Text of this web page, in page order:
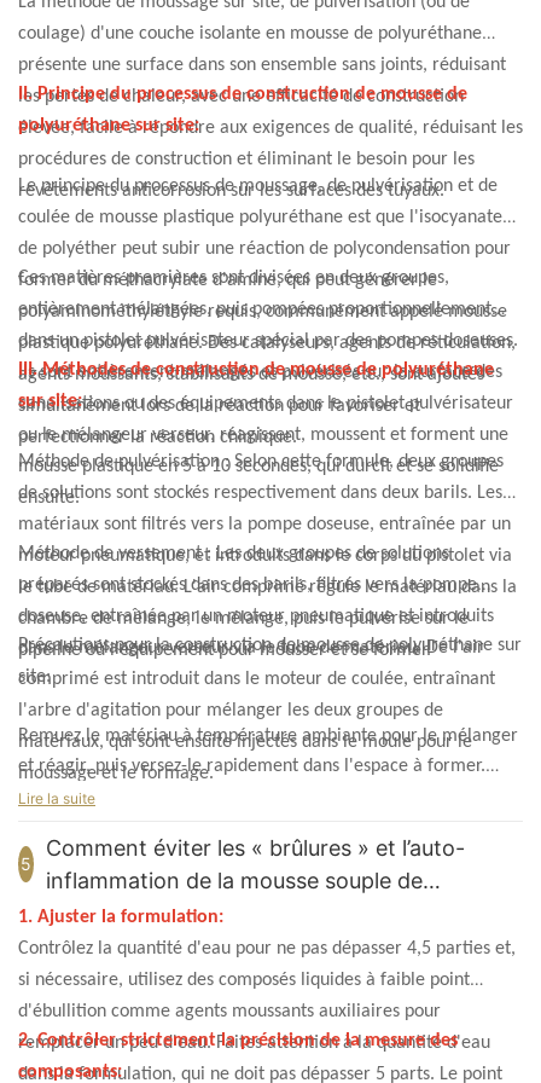
coulage) d'une couche isolante en mousse de polyuréthane
présente une surface dans son ensemble sans joints, réduisant
les pertes de chaleur, avec une efficacité de construction
élevée, facile à répondre aux exigences de qualité, réduisant les
procédures de construction et éliminant le besoin pour les
revêtements anticorrosion sur les surfaces des tuyaux.
II. Principe du processus de construction de mousse de
polyuréthane sur site:
Le principe du processus de moussage, de pulvérisation et de
coulée de mousse plastique polyuréthane est que l'isocyanate
de polyéther peut subir une réaction de polycondensation pour
former du méthacrylate d'amine, qui peut générer le
polyaminométhyléthyle requis, communément appelé mousse
plastique polyuréthane. Des catalyseurs, agents de réticulation,
agents moussants, stabilisants de mousse, etc., sont ajoutés
simultanément lors de la réaction pour favoriser et
perfectionner la réaction chimique.
Ces matières premières sont divisées en deux groupes,
entièrement mélangées, puis pompées proportionnellement
dans un pistolet pulvérisateur spécial par des pompes doseuses.
Ils sont entièrement mélangés et pulvérisés sur la surface des
canalisations ou des équipements dans le pistolet pulvérisateur
ou le mélangeur verseur, réagissent, moussent et forment une
mousse plastique en 5 à 10 secondes, qui durcit et se solidifie
ensuite.
III. Méthodes de construction de mousse de polyuréthane
sur site:
Méthode de pulvérisation : Selon cette formule, deux groupes
de solutions sont stockés respectivement dans deux barils. Les
matériaux sont filtrés vers la pompe doseuse, entraînée par un
moteur pneumatique, et introduits dans le corps du pistolet via
le tube de matériau. L'air comprimé régule le matériau dans la
chambre de mélange, le mélange, puis le pulvérise sur le
pipeline ou l'équipement pour mousser et se former.
Méthode de versement : Les deux groupes de solutions
préparés sont stockés dans des barils, filtrés vers la pompe
doseuse, entraînée par un moteur pneumatique et introduits
dans le mélangeur verseur via le tube de matériau. De l'air
comprimé est introduit dans le moteur de coulée, entraînant
l'arbre d'agitation pour mélanger les deux groupes de
matériaux, qui sont ensuite injectés dans le moule pour le
moussage et le formage.
Précautions pour la construction de mousse de polyuréthane sur
site:
Remuez le matériau à température ambiante pour le mélanger
et réagir, puis versez-le rapidement dans l'espace à former.
Pendant la construction, contrôlez le temps de réaction de
l'état liquide lorsqu'il est versé dans l'espace. Pendant le
processus de moussage, des forces d’expansion importantes
seront générées, c’est pourquoi un renforcement approprié doit
être apporté à la couche intermédiaire de coulée ou au moule.
Lire la suite
5
Comment éviter les « brûlures » et l’auto-
inflammation de la mousse souple de
polyuréthane à grand volume ?
1. Ajuster la formulation:
Contrôlez la quantité d'eau pour ne pas dépasser 4,5 parties et,
si nécessaire, utilisez des composés liquides à faible point
d'ébullition comme agents moussants auxiliaires pour
remplacer un peu d'eau. Faites attention à la quantité d'eau
dans la formulation, qui ne doit pas dépasser 5 parts. Le point
2. Contrôler strictement la précision de la mesure des
composants: